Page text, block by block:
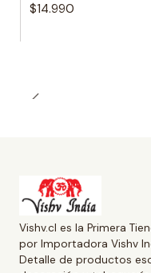
$14.990
Vishv.cl es la Primera
por Importadora Vishv
Detalle de productos